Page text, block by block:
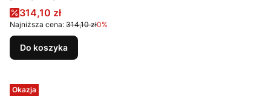
Cena promocyjna
314,10 zł
Najniższa cena: 314,10 zł0%
Do koszyka
Okazja